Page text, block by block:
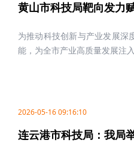
黄山市科技局靶向发力
为推动科技创新与产业发展深
能，为全市产业高质量发展注
2026-05-16 09:16:10
连云港市科技局：我局